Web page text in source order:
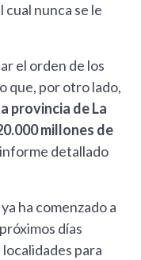
cual nunca se le
el orden de los
que, por otro lado,
provincia de La
millones de
detallado
ha comenzado a
días
para